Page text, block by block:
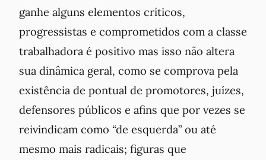
ganhe alguns elementos críticos,
progressistas e comprometidos com a classe
trabalhadora é positivo mas isso não altera
sua dinâmica geral, como se comprova pela
existência de pontual de promotores, juízes,
defensores públicos e afins que por vezes se
reivindicam como “de esquerda” ou até
mesmo mais radicais; figuras que